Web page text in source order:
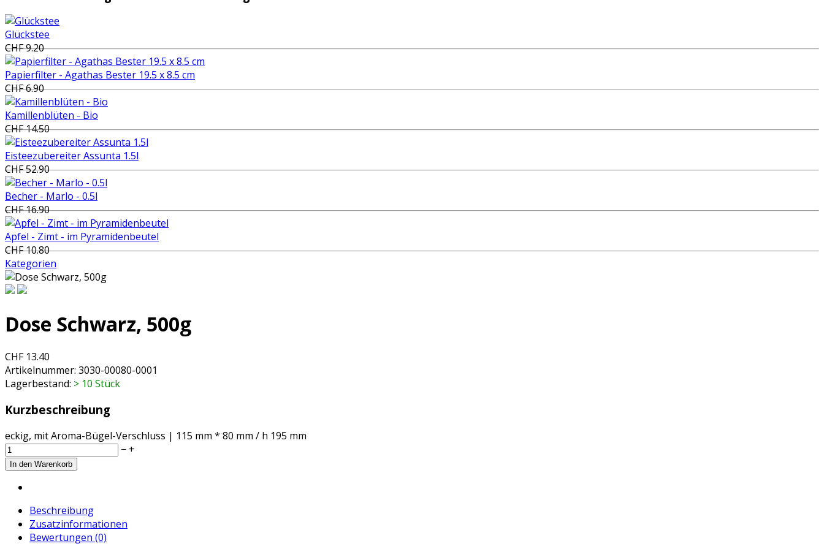
Glückstee
CHF 9.20
Papierfilter - Agathas Bester 19.5 x 8.5 cm
CHF 6.90
Kamillenblüten - Bio
CHF 14.50
Eisteezubereiter Assunta 1.5l
CHF 52.90
Becher - Marlo - 0.5l
CHF 16.90
Apfel - Zimt - im Pyramidenbeutel
CHF 10.80
Kategorien
Dose Schwarz, 500g
CHF 13.40
Artikelnummer: 3030-00080-0001
Lagerbestand: > 10 Stück
Kurzbeschreibung
eckig, mit Aroma-Bügel-Verschluss | 115 mm * 80 mm / h 195 mm
− +
Beschreibung
Zusatzinformationen
Bewertungen (0)